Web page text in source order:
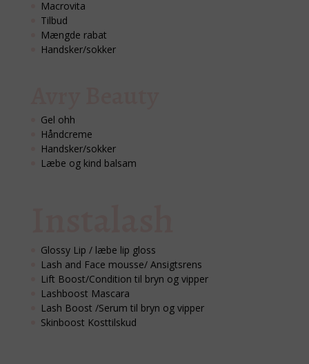
Macrovita
Tilbud
Mængde rabat
Handsker/sokker
Gel ohh
Håndcreme
Handsker/sokker
Læbe og kind balsam
Glossy Lip / læbe lip gloss
Lash and Face mousse/ Ansigtsrens
Lift Boost/Condition til bryn og vipper
Lashboost Mascara
Lash Boost /Serum til bryn og vipper
Skinboost Kosttilskud